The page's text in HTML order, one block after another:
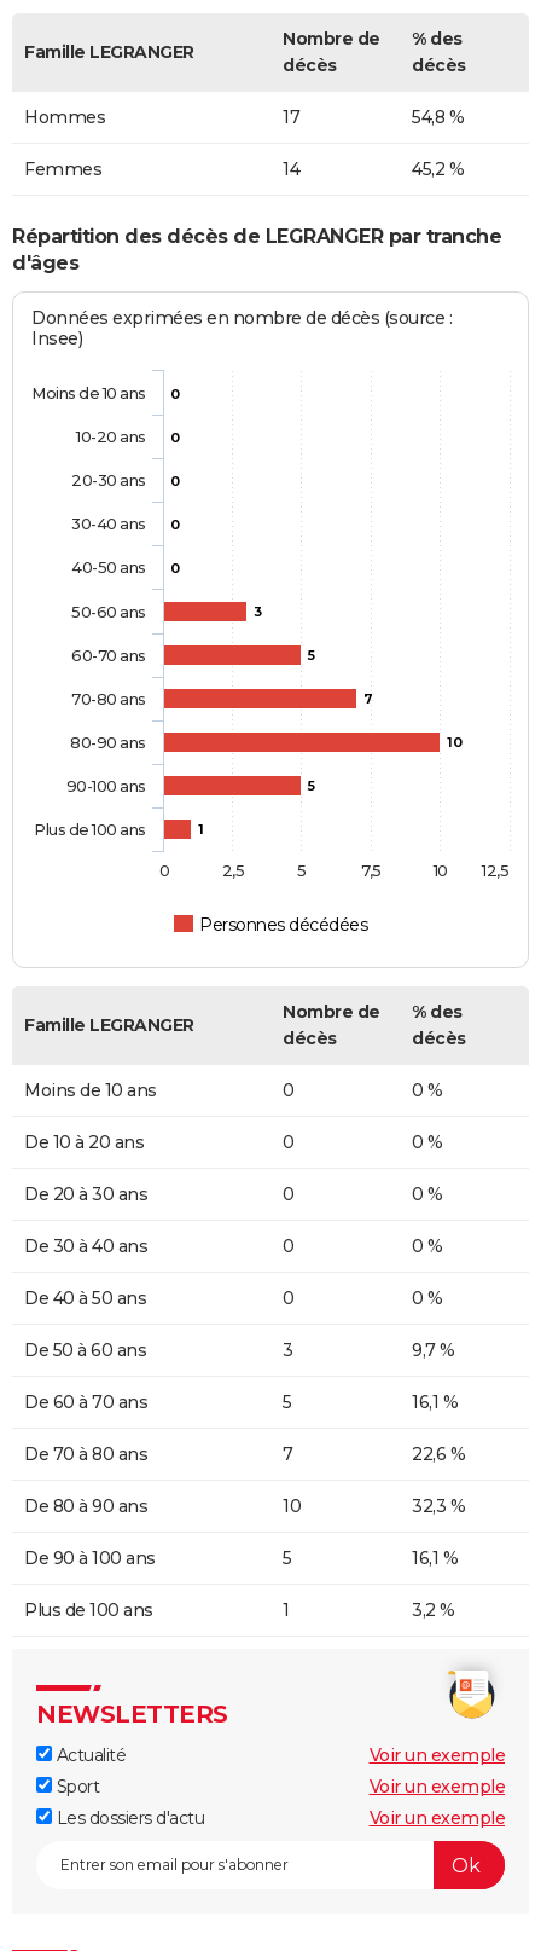
Famille LEGRANGER
Nombre de
décès
% des
décès
Hommes 17 54,8 %
Femmes 14 45,2 %
Répartition des décès de LEGRANGER par tranche
d'âges
Données exprimées en nombre de décès (source :
Insee)
0
0
0
0
0
3
5
7
10
5
1
Personnes décédées
Moins de 10 ans
10-20 ans
20-30 ans
30-40 ans
40-50 ans
50-60 ans
60-70 ans
70-80 ans
80-90 ans
90-100 ans
Plus de 100 ans
0 10
2,5 5 7,5 12,5
Famille LEGRANGER
Nombre de
décès
% des
décès
Moins de 10 ans 0 0 %
De 10 à 20 ans 0 0 %
De 20 à 30 ans 0 0 %
De 30 à 40 ans 0 0 %
De 40 à 50 ans 0 0 %
De 50 à 60 ans 3 9,7 %
De 60 à 70 ans 5 16,1 %
De 70 à 80 ans 7 22,6 %
De 80 à 90 ans 10 32,3 %
De 90 à 100 ans 5 16,1 %
Plus de 100 ans 1 3,2 %
NEWSLETTERS
Actualité
Voir un exemple
Sport
Voir un exemple
Les dossiers d'actu
Voir un exemple